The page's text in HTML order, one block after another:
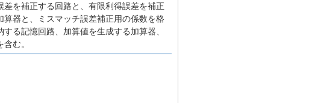
を補正する回路と、有限利得誤差を補正
器と、ミスマッチ誤差補正用の係数を格
る記憶回路、加算値を生成する加算器、
む。